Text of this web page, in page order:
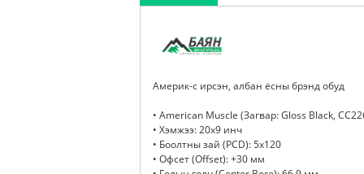
Америк-с ирсэн, албан ёсны брэнд обуд
• American Muscle (Загвар: Gloss Black,
• Хэмжээ: 20x9 инч
• Боолтны зай (PCD): 5x120
• Офсет (Offset): +30 мм